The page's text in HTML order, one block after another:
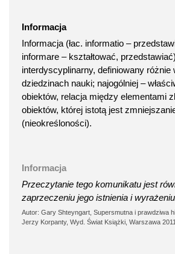
Informacja
Informacja (łac. informatio –
informare – kształtować,
interdyscyplinarny, definiowany różnie
dziedzinach nauki; najogólniej –
obiektów, relacja między elementami
obiektów, której istotą jest
(nieokreśloności).
Informacja
Przeczytanie tego komunikatu jest
zaprzeczeniu jego istnienia i
Autor: Gary Shteyngart, Supersmutna i prawdziwa
Jerzy Korpanty, Wyd. Świat Książki, Warszawa 2011.